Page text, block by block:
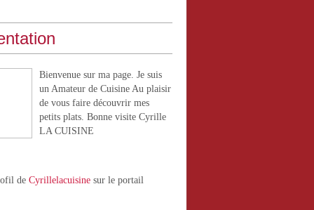
Bienvenue sur ma page. Je suis
un Amateur de Cuisine Au plaisir
de vous faire découvrir mes
petits plats. Bonne visite Cyrille
LA CUISINE
de Cyrillelacuisine sur le portail